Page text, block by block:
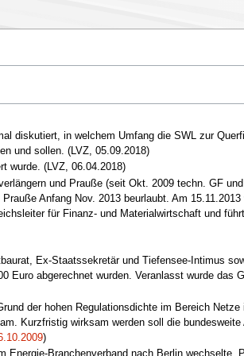
diskutiert, in welchem Umfang die SWL zur
und sollen. (LVZ, 05.09.2018)
wurde. (LVZ, 06.04.2018)
und Prauße (seit Okt. 2009 techn. GF
Anfang Nov. 2013 beurlaubt. Am 15.11.2013
für Finanz- und Materialwirtschaft und
Ex-Staatssekretär und Tiefensee-Intimus
Euro abgerechnet wurden. Veranlasst wurde das
der hohen Regulationsdichte im Bereich
Kurzfristig wirksam werden soll die bundesweite
)
Energie-Branchenverband nach Berlin wechselte.